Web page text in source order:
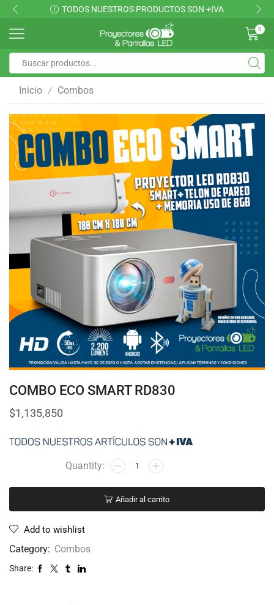
TODOS NUESTROS PRODUCTOS SON +IVA
0
Inicio / Combos
COMBO ECO SMART RD830
$1,135,850
Añadir al carrito
Add to wishlist
Category: Combos
Share: